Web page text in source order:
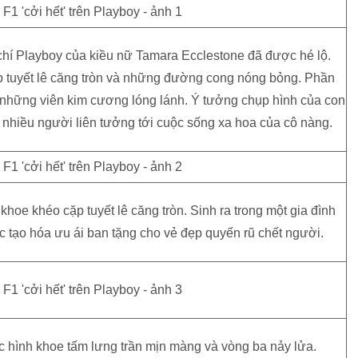
Playboy của kiều nữ Tamara Ecclestone đã được hé lộ.
lê căng tròn và những đường cong nóng bỏng. Phần
viên kim cương lóng lánh. Ý tưởng chụp hình của con
người liên tưởng tới cuộc sống xa hoa của cô nàng.
khéo cặp tuyết lê căng tròn. Sinh ra trong một gia đình
hóa ưu ái ban tặng cho vẻ đẹp quyến rũ chết người.
hình khoe tấm lưng trần mịn màng và vòng ba nảy lửa.